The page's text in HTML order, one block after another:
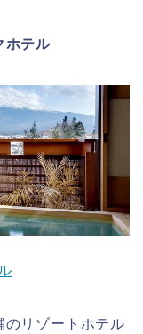
テル
のリゾートホテル